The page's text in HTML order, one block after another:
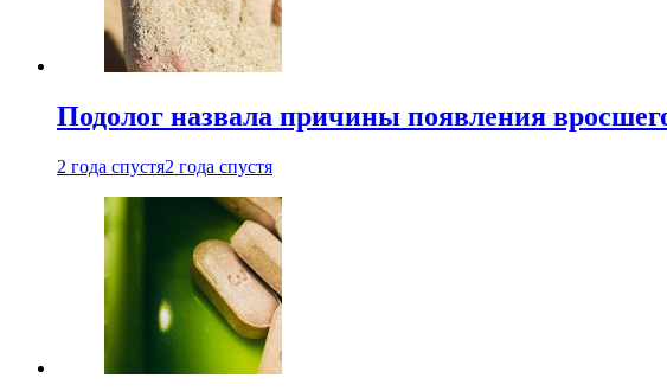
Подолог назвала причины появления
2 года спустя2 года спустя